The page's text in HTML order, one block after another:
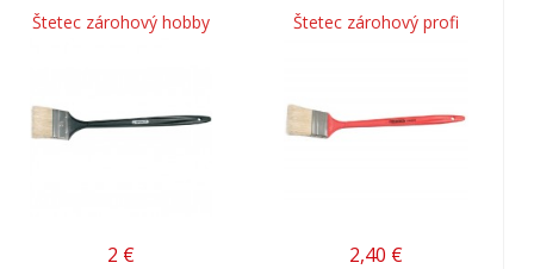
Štetec zárohový hobby
2 €
Štetec zárohový profi
2,40 €